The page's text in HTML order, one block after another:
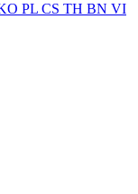
PL CS TH BN VI